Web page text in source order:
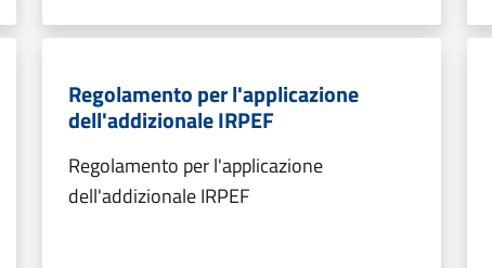
Regolamento per l'applicazione
dell'addizionale IRPEF
Regolamento per l'applicazione
dell'addizionale IRPEF